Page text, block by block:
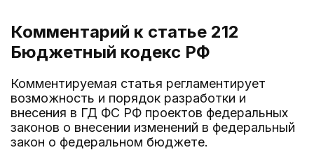
Комментарий к статье 212
Бюджетный кодекс РФ
Комментируемая статья регламентирует
возможность и порядок разработки и
внесения в ГД ФС РФ проектов федеральных
законов о внесении изменений в федеральный
закон о федеральном бюджете.